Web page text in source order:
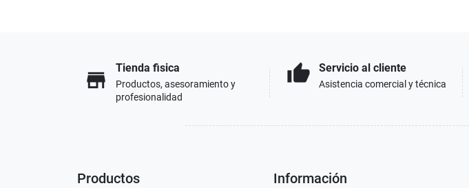
store
Tienda fisica
Productos, asesoramiento y
profesionalidad
thumb_up Servicio al cliente
Asistencia comercial y técnica
Productos Información